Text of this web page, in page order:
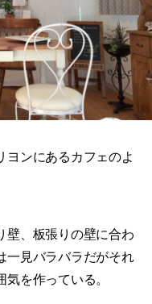
ヨンにあるカフェのよ
壁、板張りの壁に合わ
一見バラバラだがそれ
を作っている。